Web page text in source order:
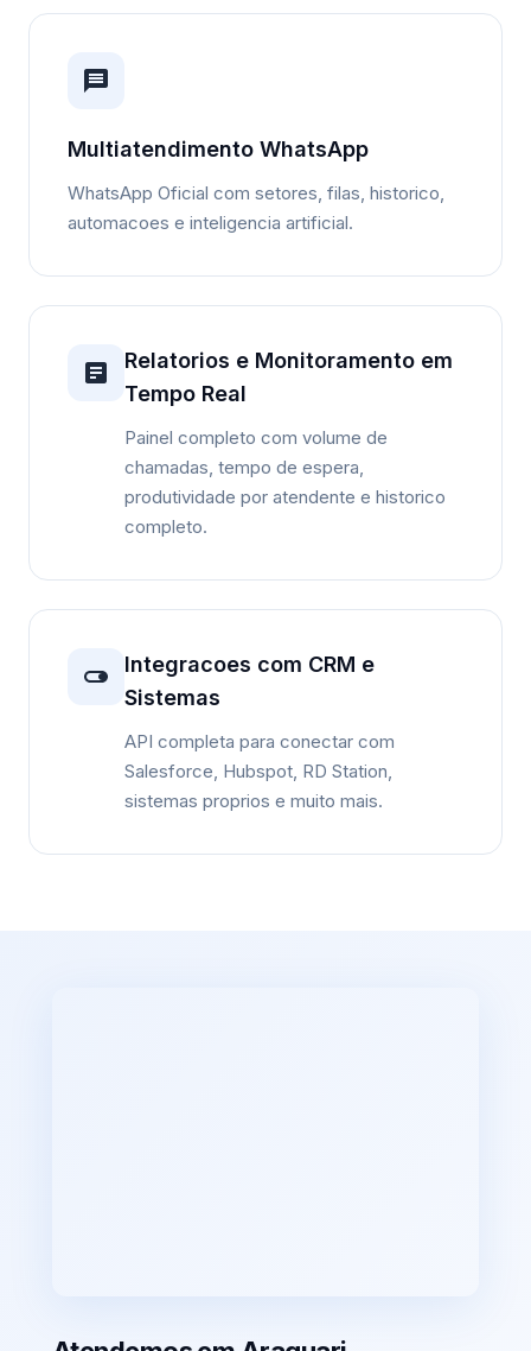
Multiatendimento WhatsApp
WhatsApp Oficial com setores, filas, historico,
automacoes e inteligencia artificial.
Relatorios e Monitoramento em
Tempo Real
Painel completo com volume de
chamadas, tempo de espera,
produtividade por atendente e historico
completo.
Integracoes com CRM e
Sistemas
API completa para conectar com
Salesforce, Hubspot, RD Station,
sistemas proprios e muito mais.